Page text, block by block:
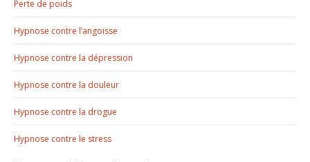
Perte de poids
Hypnose contre l’angoisse
Hypnose contre la dépression
Hypnose contre la douleur
Hypnose contre la drogue
Hypnose contre le stress